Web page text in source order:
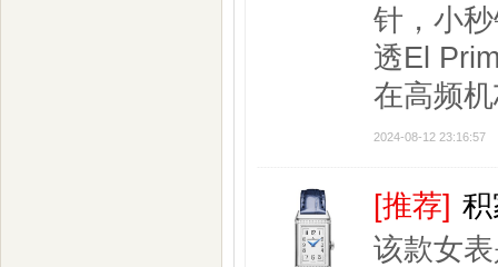
针，小
透El
在高频
2024-08-12 23:16:57
[推荐]
该款女